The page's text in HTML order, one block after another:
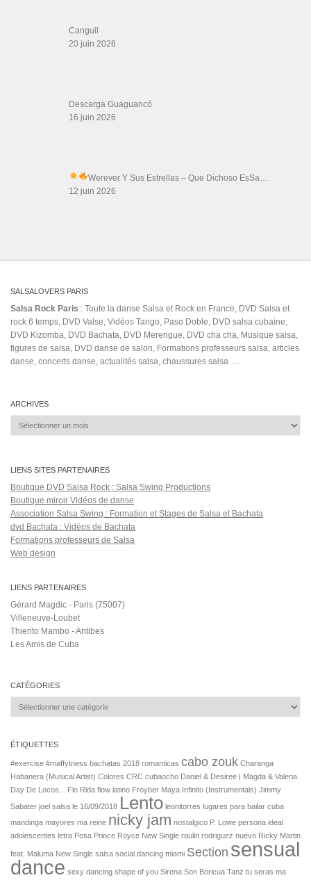
Canguil
20 juin 2026
Descarga Guaguancó
16 juin 2026
Werever Y Sus Estrellas – Que Dichoso EsSa…
12 juin 2026
SALSALOVERS PARIS
Salsa Rock Paris : Toute la danse Salsa et Rock en France, DVD Salsa et
rock 6 temps, DVD Valse, Vidéos Tango, Paso Doble, DVD salsa cubaine,
DVD Kizomba, DVD Bachata, DVD Merengue, DVD cha cha, Musique salsa,
figures de salsa, DVD danse de salon, Formations professeurs salsa, articles
danse, concerts danse, actualités salsa, chaussures salsa ….
ARCHIVES
Archives
LIENS SITES PARTENAIRES
Boutique DVD Salsa Rock : Salsa Swing Productions
Boutique miroir Vidéos de danse
Association Salsa Swing : Formation et Stages de Salsa et Bachata
dvd Bachata : Vidéos de Bachata
Formations professeurs de Salsa
Web design
LIENS PARTENAIRES
Gérard Magdic - Paris (75007)
Villeneuve-Loubet
Thierito Mambo - Antibes
Les Amis de Cuba
CATÉGORIES
Catégories
ÉTIQUETTES
#exercise #maffytness bachatas 2018 romanticas cabo zouk Charanga
Habanera (Musical Artist) Colores CRC cubaocho Daniel & Desiree | Magda & Valeria
Day De Locos... Flo Rida flow latino Froyber Maya Infinito (Instrumentals) Jimmy
Sabater joel salsa le 16/09/2018 Lento leonitorres lugares para bailar cuba
mandinga mayores ma reine nicky jam nostalgico P. Lowe persona ideal
adolescentes letra Posa Prince Royce New Single raulin rodriguez nuevo Ricky Martin
feat. Maluma New Single salsa social dancing miami Section sensual
dance sexy dancing shape of you Sirena Son Boricua Tanz tu seras ma